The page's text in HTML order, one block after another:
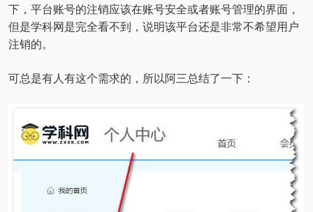
下，平台账号的注销应该在账号安全或者账号管理的界面，
但是学科网是完全看不到，说明该平台还是非常不希望用户
注销的。
可总是有人有这个需求的，所以阿三总结了一下：